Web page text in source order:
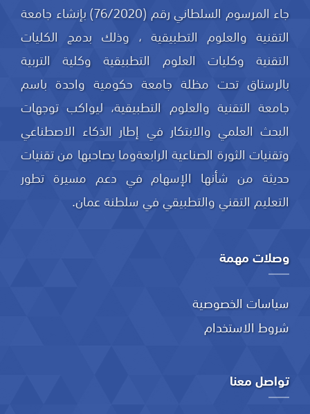
جاء المرسوم السلطاني رقم (76/2020) بإنشاء جامعة
التقنية والعلوم التطبيقية ، وذلك بدمج الكليات
التقنية وكليات العلوم التطبيقية وكلية التربية
بالرستاق تحت مظلة جامعة حكومية واحدة باسم
جامعة التقنية والعلوم التطبيقية، ليواكب توجهات
البحث العلمي والابتكار في إطار الذكاء الاصطناعي
وتقنيات الثورة الصناعية الرابعةوما يصاحبها من تقنيات
حديثة من شأنها الإسهام في دعم مسيرة تطور
التعليم التقني والتطبيقي في سلطنة عمان.
وصلات مهمة
سياسات الخصوصية
شروط الاستخدام
تواصل معنا